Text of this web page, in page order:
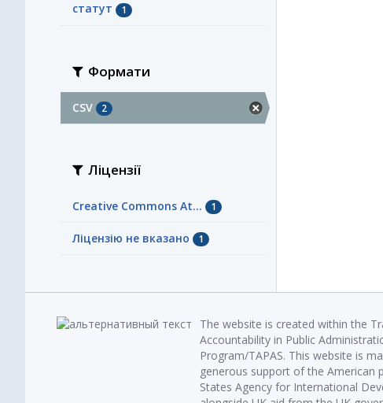
статут 1
Формати
CSV 2
Ліцензії
Creative Commons At... 1
Ліцензію не вказано 1
The website is created within the
Accountability in Public
Program/TAPAS. This website is
generous support of the American
States Agency for International